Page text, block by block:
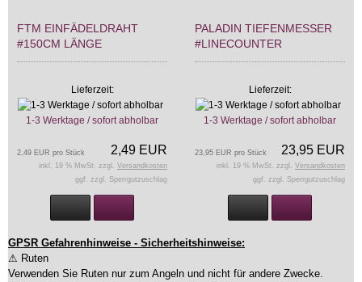
FTM EINFÄDELDRAHT
#150CM LÄNGE
Lieferzeit:
1-3 Werktage / sofort abholbar
2,49 EUR
2,49 EUR pro Stück
inkl. 19 % MwSt. zzgl. Versandkosten
ggf. zzgl. Sperrgutzuschlag
PALADIN TIEFENMESSER
#LINECOUNTER
Lieferzeit:
1-3 Werktage / sofort abholbar
23,95 EUR
23,95 EUR pro Stück
inkl. 19 % MwSt. zzgl. Versandkosten
ggf. zzgl. Sperrgutzuschlag
GPSR Gefahrenhinweise - Sicherheitshinweise:
⚠ Ruten
Verwenden Sie Ruten nur zum Angeln und nicht für andere Zwecke.